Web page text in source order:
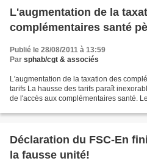
L'augmentation de la
complémentaires santé
Publié le 28/08/2011 à 13:59
Par sphab/cgt & associés
L'augmentation de la taxation des
tarifs La hausse des tarifs paraît
de l'accès aux complémentaires santé.
Déclaration du FSC-En
la fausse unité!